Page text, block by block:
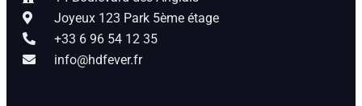
Joyeux 123 Park 5ème étage
+33 6 96 54 12 35
info@hdfever.fr